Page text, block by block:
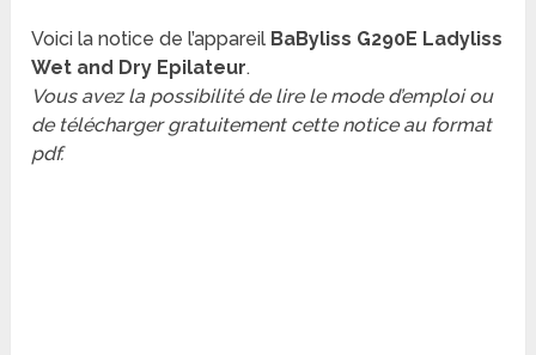
Voici la notice de l’appareil BaByliss G290E Ladyliss
Wet and Dry Epilateur.
Vous avez la possibilité de lire le mode d’emploi ou
de télécharger gratuitement cette notice au format
pdf.